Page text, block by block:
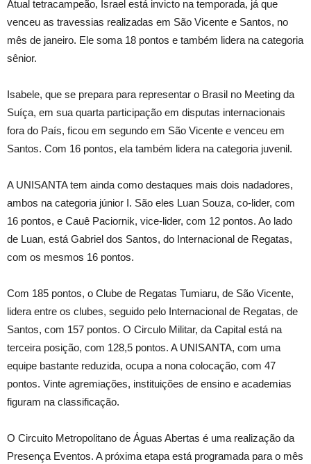
Atual tetracampeão, Israel está invicto na temporada, já que
venceu as travessias realizadas em São Vicente e Santos, no
mês de janeiro. Ele soma 18 pontos e também lidera na categoria
sênior.
Isabele, que se prepara para representar o Brasil no Meeting da
Suíça, em sua quarta participação em disputas internacionais
fora do País, ficou em segundo em São Vicente e venceu em
Santos. Com 16 pontos, ela também lidera na categoria juvenil.
A UNISANTA tem ainda como destaques mais dois nadadores,
ambos na categoria júnior I. São eles Luan Souza, co-lider, com
16 pontos, e Cauê Paciornik, vice-lider, com 12 pontos. Ao lado
de Luan, está Gabriel dos Santos, do Internacional de Regatas,
com os mesmos 16 pontos.
Com 185 pontos, o Clube de Regatas Tumiaru, de São Vicente,
lidera entre os clubes, seguido pelo Internacional de Regatas, de
Santos, com 157 pontos. O Circulo Militar, da Capital está na
terceira posição, com 128,5 pontos. A UNISANTA, com uma
equipe bastante reduzida, ocupa a nona colocação, com 47
pontos. Vinte agremiações, instituições de ensino e academias
figuram na classificação.
O Circuito Metropolitano de Águas Abertas é uma realização da
Presença Eventos. A próxima etapa está programada para o mês